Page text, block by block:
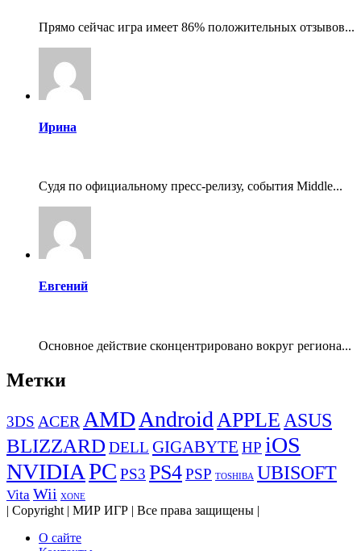
Прямо сейчас игра имеет 86% положительных отзывов...
Ирина
Судя по официальному пресс-релизу, события Middle...
Евгений
Основное действие сконцентрировано вокруг региона...
Метки
3DS ACERAMDAndroidAPPLEASUS
BLIZZARD DELL GIGABYTE HP iOS
NVIDIAPC PS3 PS4PSP TOSHIBA UBISOFT
Vita Wii XONE
| Copyright | МИР ИГР | Все права защищены |
О сайте